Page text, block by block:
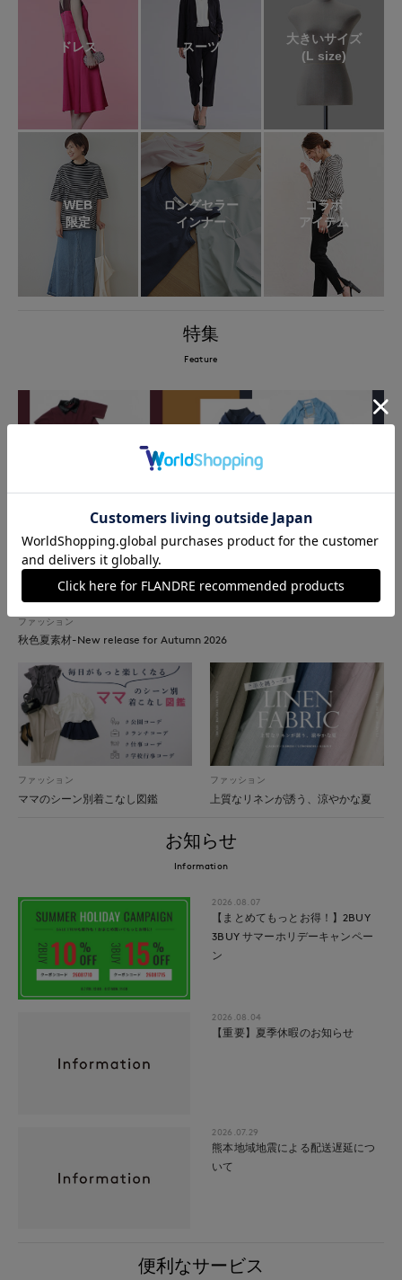
ドレス スーツ
大きいサイズ
(L size)
WEB
限定
ロングセラー
インナー
コラボ
アイテム
特集
Feature
ファッション
秋色夏素材-New release for Autumn 2026
ファッション
ママのシーン別着こなし図鑑
ファッション
上質なリネンが誘う、涼やかな夏
お知らせ
Information
2026.08.07
【まとめてもっとお得！】2BUY
3BUY サマーホリデーキャンペー
ン
2026.08.04
【重要】夏季休暇のお知らせ
2026.07.29
熊本地域地震による配送遅延につ
いて
便利なサービス